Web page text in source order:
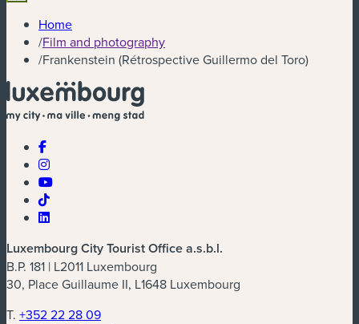
Home
/Film and photography
/Frankenstein (Rétrospective Guillermo del Toro)
Luxembourg City Tourist Office a.s.b.l.
B.P. 181 | L2011 Luxembourg
30, Place Guillaume II, L1648 Luxembourg
T. +352 22 28 09